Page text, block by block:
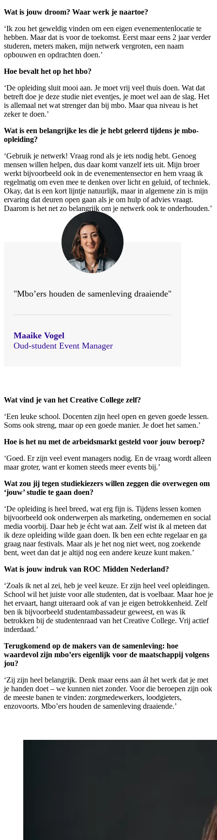
Wat is jouw droom? Waar werk je naartoe?
‘Ik zou het geweldig vinden om een eigen evenementenlocatie te
hebben. Maar dat is voor de toekomst. Eerst maar eens 2 jaar verder
studeren, meters maken, mijn netwerk vergroten, een naam
opbouwen en opdrachten doen.’
Hoe bevalt het op het hbo?
‘De opleiding sluit mooi aan. Je moet vrij veel thuis doen. Wat dat
betreft doe je deze studie niet eventjes, je moet wel aan de slag. Het
is allemaal net wat strenger dan bij mbo. Maar qua niveau is het
zeker te doen.’
Wat is een belangrijke les die je hebt geleerd tijdens je mbo-
opleiding?
‘Gebruik je netwerk! Vraag rond als je iets nodig hebt. Genoeg
mensen willen helpen, dus daar komt vanzelf iets uit. Mijn broer
werkt bijvoorbeeld ook in de evenementensector en hem vraag ik
regelmatig om even mee te denken over licht en geluid, of techniek.
Okay, dat is een kort lijntje natuurlijk, maar in algemene zin is mijn
ervaring dat deuren open gaan als je om hulp of advies vraagt.
Daarom is het net zo belangrijk om je netwerk ook te onderhouden.’
"Mbo’ers houden de samenleving draaiende"
Maaike Vogel
Oud-student Event Manager
Wat vind je van het Creative College zelf?
‘Een leuke school. Docenten zijn heel open en geven goede lessen.
Soms ook streng, maar op een goede manier. Je doet het samen.’
Hoe is het nu met de arbeidsmarkt gesteld voor jouw beroep?
‘Goed. Er zijn veel event managers nodig. En de vraag wordt alleen
maar groter, want er komen steeds meer events bij.’
Wat zou jij tegen studiekiezers willen zeggen die overwegen om
‘jouw’ studie te gaan doen?
‘De opleiding is heel breed, wat erg fijn is. Tijdens lessen komen
bijvoorbeeld ook onderwerpen als marketing, ondernemen en social
media voorbij. Daar heb je écht wat aan. Zelf wist ik al meteen dat
ik deze opleiding wilde gaan doen. Ik ben een echte regelaar en ga
graag naar festivals. Maar als je het nog niet weet, nog zoekende
bent, weet dan dat je altijd nog een andere keuze kunt maken.’
Wat is jouw indruk van ROC Midden Nederland?
‘Zoals ik net al zei, heb je veel keuze. Er zijn heel veel opleidingen.
School wil het juiste voor alle studenten, dat is voelbaar. Maar hoe je
het ervaart, hangt uiteraard ook af van je eigen betrokkenheid. Zelf
ben ik bijvoorbeeld studentambassadeur geweest, en was ik
betrokken bij de studentenraad van het Creative College. Vrij actief
inderdaad.’
Terugkomend op de makers van de samenleving: hoe
waardevol zijn mbo’ers eigenlijk voor de maatschappij volgens
jou?
‘Zij zijn heel belangrijk. Denk maar eens aan ál het werk dat je met
je handen doet – we kunnen niet zonder. Voor die beroepen zijn ook
de meeste banen te vinden: zorgmedewerkers, loodgieters,
enzovoorts. Mbo’ers houden de samenleving draaiende.’